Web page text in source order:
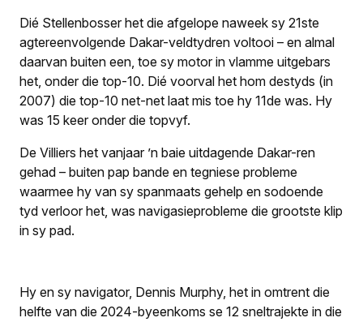
Dié Stellenbosser het die afgelope naweek sy 21ste
agtereenvolgende Dakar-veldtydren voltooi – en almal
daarvan buiten een, toe sy motor in vlamme uitgebars
het, onder die top-10. Dié voorval het hom destyds (in
2007) die top-10 net-net laat mis toe hy 11de was. Hy
was 15 keer onder die topvyf.
De Villiers het vanjaar ’n baie uitdagende Dakar-ren
gehad – buiten pap bande en tegniese probleme
waarmee hy van sy spanmaats gehelp en sodoende
tyd verloor het, was navigasieprobleme die grootste klip
in sy pad.
Hy en sy navigator, Dennis Murphy, het in omtrent die
helfte van die 2024-byeenkoms se 12 sneltrajekte in die